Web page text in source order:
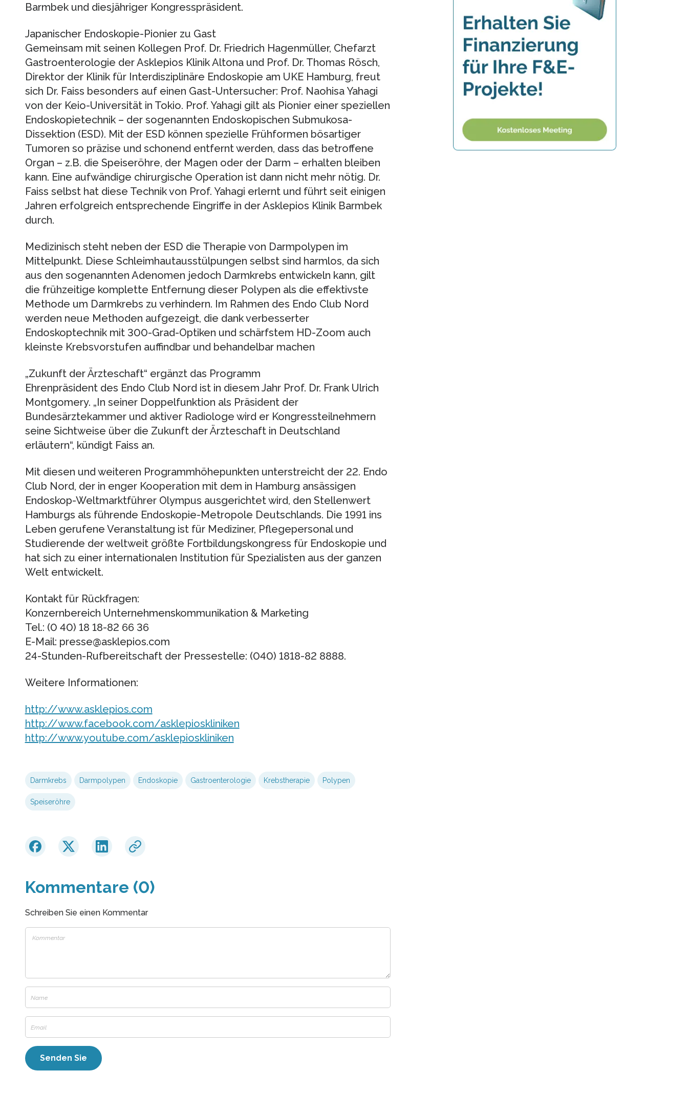
Barmbek und diesjähriger Kongresspräsident.
Japanischer Endoskopie-Pionier zu Gast
Gemeinsam mit seinen Kollegen Prof. Dr. Friedrich Hagenmüller, Chefarzt
Gastroenterologie der Asklepios Klinik Altona und Prof. Dr. Thomas Rösch,
Direktor der Klinik für Interdisziplinäre Endoskopie am UKE Hamburg, freut
sich Dr. Faiss besonders auf einen Gast-Untersucher: Prof. Naohisa Yahagi
von der Keio-Universität in Tokio. Prof. Yahagi gilt als Pionier einer speziellen
Endoskopietechnik – der sogenannten Endoskopischen Submukosa-
Dissektion (ESD). Mit der ESD können spezielle Frühformen bösartiger
Tumoren so präzise und schonend entfernt werden, dass das betroffene
Organ – z.B. die Speiseröhre, der Magen oder der Darm – erhalten bleiben
kann. Eine aufwändige chirurgische Operation ist dann nicht mehr nötig. Dr.
Faiss selbst hat diese Technik von Prof. Yahagi erlernt und führt seit einigen
Jahren erfolgreich entsprechende Eingriffe in der Asklepios Klinik Barmbek
durch.
Medizinisch steht neben der ESD die Therapie von Darmpolypen im
Mittelpunkt. Diese Schleimhautausstülpungen selbst sind harmlos, da sich
aus den sogenannten Adenomen jedoch Darmkrebs entwickeln kann, gilt
die frühzeitige komplette Entfernung dieser Polypen als die effektivste
Methode um Darmkrebs zu verhindern. Im Rahmen des Endo Club Nord
werden neue Methoden aufgezeigt, die dank verbesserter
Endoskoptechnik mit 300-Grad-Optiken und schärfstem HD-Zoom auch
kleinste Krebsvorstufen auffindbar und behandelbar machen
„Zukunft der Ärzteschaft“ ergänzt das Programm
Ehrenpräsident des Endo Club Nord ist in diesem Jahr Prof. Dr. Frank Ulrich
Montgomery. „In seiner Doppelfunktion als Präsident der
Bundesärztekammer und aktiver Radiologe wird er Kongressteilnehmern
seine Sichtweise über die Zukunft der Ärzteschaft in Deutschland
erläutern“, kündigt Faiss an.
Mit diesen und weiteren Programmhöhepunkten unterstreicht der 22. Endo
Club Nord, der in enger Kooperation mit dem in Hamburg ansässigen
Endoskop-Weltmarktführer Olympus ausgerichtet wird, den Stellenwert
Hamburgs als führende Endoskopie-Metropole Deutschlands. Die 1991 ins
Leben gerufene Veranstaltung ist für Mediziner, Pflegepersonal und
Studierende der weltweit größte Fortbildungskongress für Endoskopie und
hat sich zu einer internationalen Institution für Spezialisten aus der ganzen
Welt entwickelt.
Kontakt für Rückfragen:
Konzernbereich Unternehmenskommunikation & Marketing
Tel.: (0 40) 18 18-82 66 36
E-Mail: presse@asklepios.com
24-Stunden-Rufbereitschaft der Pressestelle: (040) 1818-82 8888.
Weitere Informationen:
http://www.asklepios.com
http://www.facebook.com/asklepioskliniken
http://www.youtube.com/asklepioskliniken
Darmkrebs Darmpolypen Endoskopie Gastroenterologie Krebstherapie Polypen
Speiseröhre
Kommentare (0)
Schreiben Sie einen Kommentar